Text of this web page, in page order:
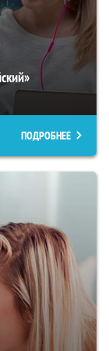
ПОДРОБНЕЕ